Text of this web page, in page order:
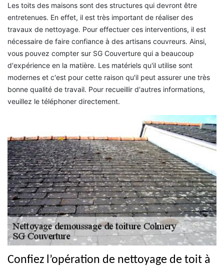
Les toits des maisons sont des structures qui devront être
entretenues. En effet, il est très important de réaliser des
travaux de nettoyage. Pour effectuer ces interventions, il est
nécessaire de faire confiance à des artisans couvreurs. Ainsi,
vous pouvez compter sur SG Couverture qui a beaucoup
d'expérience en la matière. Les matériels qu'il utilise sont
modernes et c'est pour cette raison qu'il peut assurer une très
bonne qualité de travail. Pour recueillir d'autres informations,
veuillez le téléphoner directement.
Confiez l’opération de nettoyage de toit à